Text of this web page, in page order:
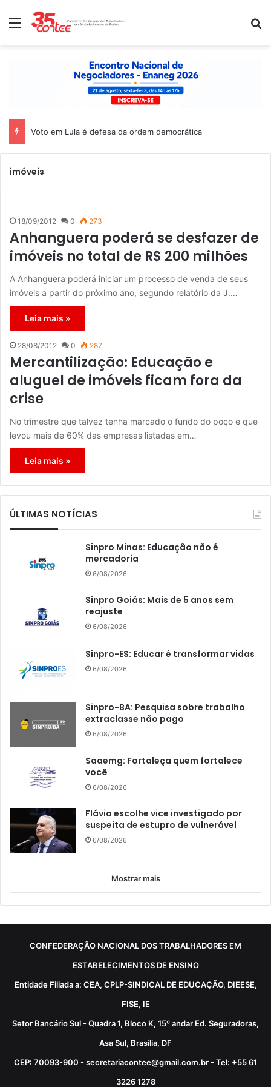
Menu
Voto em Lula é defesa da ordem democrática
imóveis
18/09/2012 0 273
Anhanguera poderá se desfazer de
imóveis no total de R$ 200 milhões
A Anhanguera poderá iniciar um processo de venda de seus
imóveis a partir do próximo ano, segundo relatório da J.…
Leia mais »
28/08/2012 0 287
Mercantilização: Educação e
aluguel de imóveis ficam fora da
crise
No trimestre que talvez tenha marcado o fundo do poço e que
levou mais de 60% das empresas listadas em…
Leia mais »
ÚLTIMAS NOTÍCIAS
Sinpro Minas: Educação não é
mercadoria
6/08/2026
Sinpro Goiás: Mais de 5 anos sem
reajuste
6/08/2026
Sinpro-ES: Educar é transformar vidas
6/08/2026
Sinpro-BA: Pesquisa sobre trabalho
extraclasse não pago
6/08/2026
Saaemg: Fortaleça quem fortalece
você
6/08/2026
Flávio escolhe vice investigado por
suspeita de estupro de vulnerável
6/08/2026
Mostrar mais
CONFEDERAÇÃO NACIONAL DOS TRABALHADORES EM
ESTABELECIMENTOS DE ENSINO
Entidade Filiada a: CEA, CPLP-SINDICAL DE EDUCAÇÃO, DIEESE,
FISE, IE
Setor Bancário Sul - Quadra 1, Bloco K, 15º andar Ed. Seguradoras,
Asa Sul, Brasília, DF
CEP: 70093-900 - secretariacontee@gmail.com.br - Tel: +55 61
3226 1278